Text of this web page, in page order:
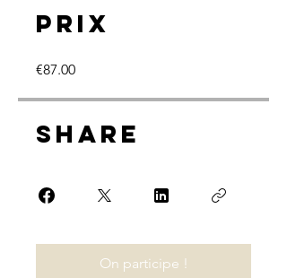
Prix
€87.00
Share
On participe !